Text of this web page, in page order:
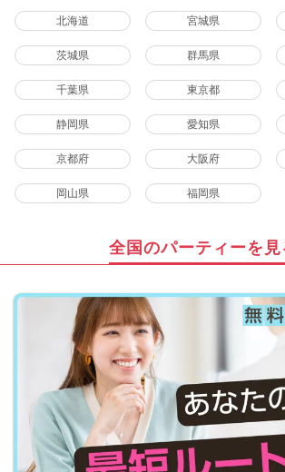
北海道 宮城県
茨城県 群馬県
千葉県 東京都
静岡県 愛知県
京都府 大阪府
岡山県 福岡県
全国のパーティーを見